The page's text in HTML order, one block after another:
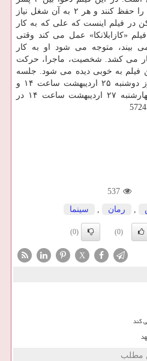
است که می خواهند یک شغل را حفظ کنند و هر ۲ به آن شغل نیاز
در فیلم اینست که علی که به کار
«کازابلانکا» عمل می کند وقتی
بیند، متوجه می شود او به کار
می کشد. شخصیت، ماجرا، حرکت
فیلم به خوبی دیده می شود. جلسه
دوم کارگاه جابر قاسمعلی روز دوشنبه ۲۵ اردیبهشت ساعت ۱۴ و
علی اکبر قاضی نظام روز چهارشنبه ۲۷ اردیبهشت ساعت ۱۴ در
537
, رمان , سینما
(0)
(0)
X
کند
مطلب